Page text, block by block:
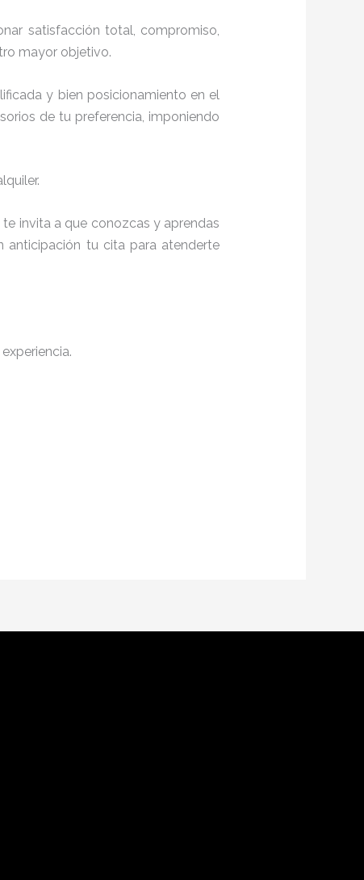
satisfacción total, compromiso,
mayor objetivo.
y bien posicionamiento en el
de tu preferencia, imponiendo
te invita a que conozcas y aprendas
anticipación tu cita para atenderte